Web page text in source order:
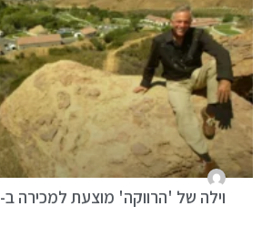
וילה של 'הרווקה' מוצעת למכירה ב-78 מיליון דולר